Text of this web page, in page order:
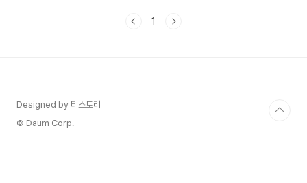
피곤한 사람들을 위한 심리 처방에 관한 책입니다. 저 역시 생각이 많아 스스로
1
Designed by 티스토리
© Daum Corp.